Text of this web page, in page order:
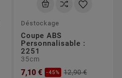
Déstockage
Coupe ABS
Personnalisable :
2251
35cm
7,10 € -45% 12,90 €